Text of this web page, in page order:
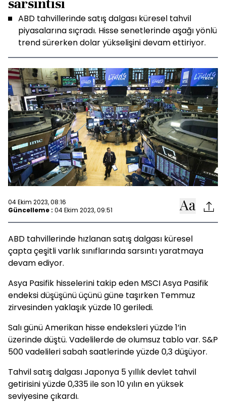
sarsıntısı
ABD tahvillerinde satış dalgası küresel tahvil
piyasalarına sıçradı. Hisse senetlerinde aşağı yönlü
trend sürerken dolar yükselişini devam ettiriyor.
04 Ekim 2023, 08:16
Güncelleme : 04 Ekim 2023, 09:51
ABD tahvillerinde hızlanan satış dalgası küresel
çapta çeşitli varlık sınıflarında sarsıntı yaratmaya
devam ediyor.
Asya Pasifik hisselerini takip eden MSCI Asya Pasifik
endeksi düşüşünü üçünü güne taşırken Temmuz
zirvesinden yaklaşık yüzde 10 geriledi.
Salı günü Amerikan hisse endeksleri yüzde 1’in
üzerinde düştü. Vadelilerde de olumsuz tablo var. S&P
500 vadelileri sabah saatlerinde yüzde 0,3 düşüyor.
Tahvil satış dalgası Japonya 5 yıllık devlet tahvil
getirisini yüzde 0,335 ile son 10 yılın en yüksek
seviyesine çıkardı.